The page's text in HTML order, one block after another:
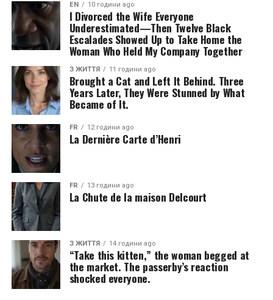
EN 10 години ago
I Divorced the Wife Everyone
Underestimated—Then Twelve Black
Escalades Showed Up to Take Home the
Woman Who Held My Company Together
З ЖИТТЯ 11 години ago
Brought a Cat and Left It Behind. Three
Years Later, They Were Stunned by What
Became of It.
FR 12 години ago
La Dernière Carte d’Henri
FR 13 години ago
La Chute de la maison Delcourt
З ЖИТТЯ 14 години ago
“Take this kitten,” the woman begged at
the market. The passerby’s reaction
shocked everyone.